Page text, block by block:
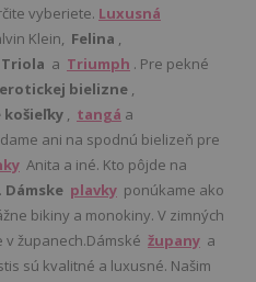
vyberiete. Luxusná
Klein, Felina ,
Triola a Triumph . Pre pekné
erotickej bielizne ,
košieľky , tangá a
ani na spodnú bielizeň pre
Anita a iné. Kto pôjde na
Dámske plavky ponúkame ako
bikiny a monokiny. V zimných
županech.Dámské župany a
sú kvalitné a luxusné. Našim